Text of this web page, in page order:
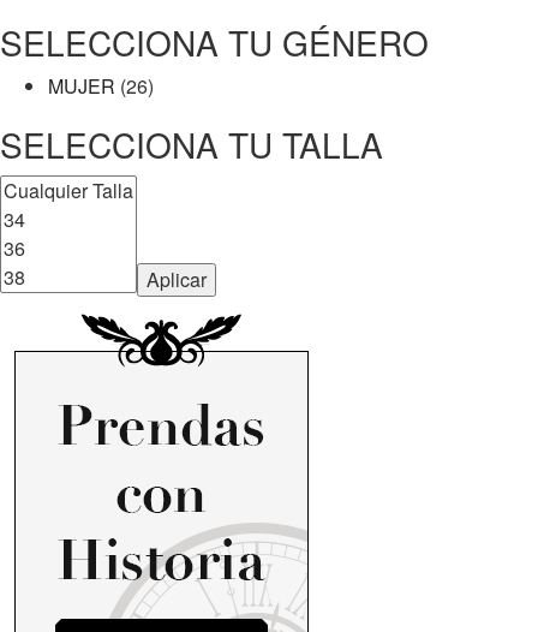
SELECCIONA TU GÉNERO
MUJER (26)
SELECCIONA TU TALLA
Aplicar